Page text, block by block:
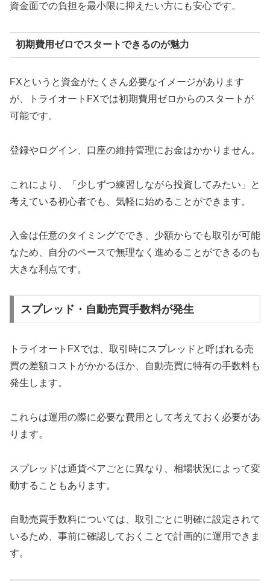
資金面での負担を最小限に抑えたい方にも安心です。
初期費用ゼロでスタートできるのが魅力
FXというと資金がたくさん必要なイメージがあります
が、トライオートFXでは初期費用ゼロからのスタートが
可能です。
登録やログイン、口座の維持管理にお金はかかりません。
これにより、「少しずつ練習しながら投資してみたい」と
考えている初心者でも、気軽に始めることができます。
入金は任意のタイミングででき、少額からでも取引が可能
なため、自分のペースで無理なく進めることができるのも
大きな利点です。
スプレッド・自動売買手数料が発生
トライオートFXでは、取引時にスプレッドと呼ばれる売
買の差額コストがかかるほか、自動売買に特有の手数料も
発生します。
これらは運用の際に必要な費用として考えておく必要があ
ります。
スプレッドは通貨ペアごとに異なり、相場状況によって変
動することもあります。
自動売買手数料については、取引ごとに明確に設定されて
いるため、事前に確認しておくことで計画的に運用できま
す。